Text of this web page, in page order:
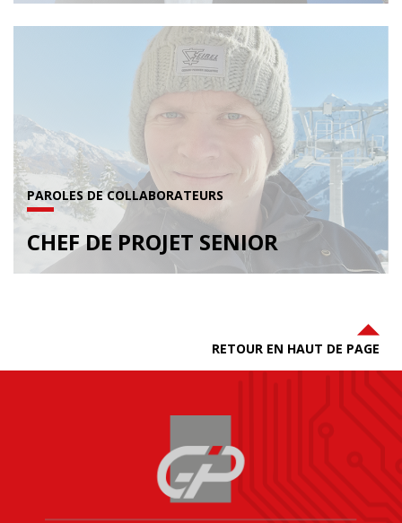
PAROLES DE COLLABORATEURS
CHEF DE PROJET SENIOR
RETOUR EN HAUT DE PAGE